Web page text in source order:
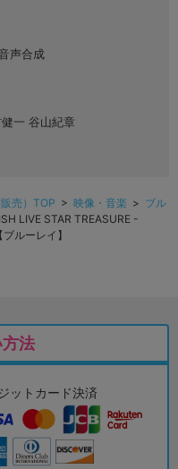
声合成
一 谷山紀章
売）TOP > 映像・音楽 > ブル
LIVE STAR TREASURE -
ルーレイ】
法
ットカード決済